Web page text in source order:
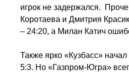
игрок не задержался.
Коротаева и Дмитрия
– 24:20, а Милан Катич
Также ярко «Кузбасс»
5:3. Но «Газпром-Югра»